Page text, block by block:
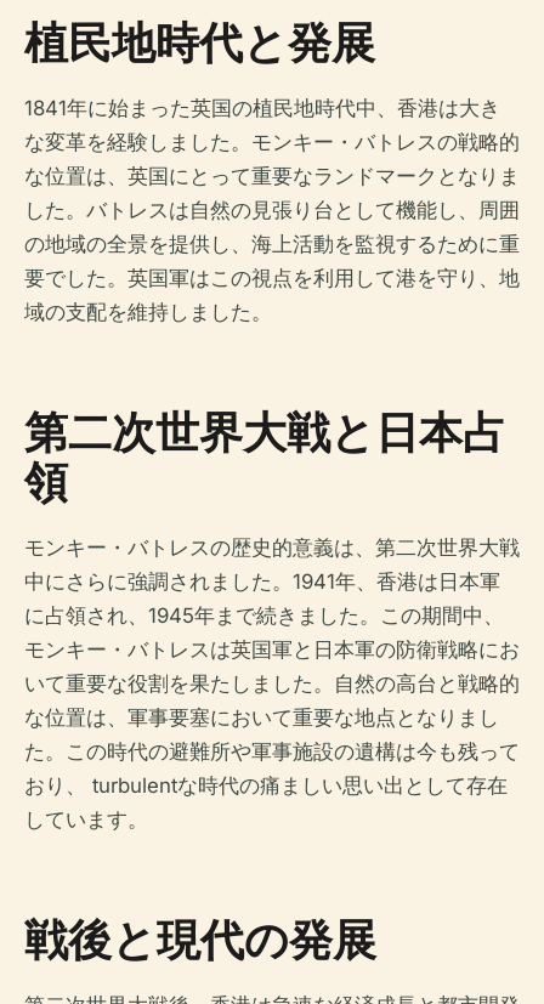
植民地時代と発展
1841年に始まった英国の植民地時代中、香港は大き
な変革を経験しました。モンキー・バトレスの戦略的
な位置は、英国にとって重要なランドマークとなりま
した。バトレスは自然の見張り台として機能し、周囲
の地域の全景を提供し、海上活動を監視するために重
要でした。英国軍はこの視点を利用して港を守り、地
域の支配を維持しました。
第二次世界大戦と日本占
領
モンキー・バトレスの歴史的意義は、第二次世界大戦
中にさらに強調されました。1941年、香港は日本軍
に占領され、1945年まで続きました。この期間中、
モンキー・バトレスは英国軍と日本軍の防衛戦略にお
いて重要な役割を果たしました。自然の高台と戦略的
な位置は、軍事要塞において重要な地点となりまし
た。この時代の避難所や軍事施設の遺構は今も残って
おり、 turbulentな時代の痛ましい思い出として存在
しています。
戦後と現代の発展